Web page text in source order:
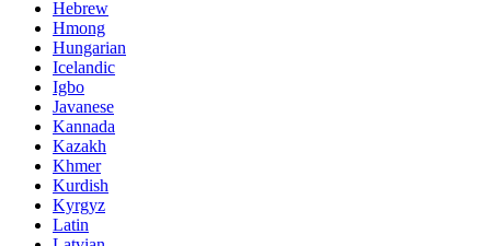
Hebrew
Hmong
Hungarian
Icelandic
Igbo
Javanese
Kannada
Kazakh
Khmer
Kurdish
Kyrgyz
Latin